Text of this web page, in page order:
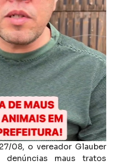
08, o vereador Glauber
denúncias maus tratos